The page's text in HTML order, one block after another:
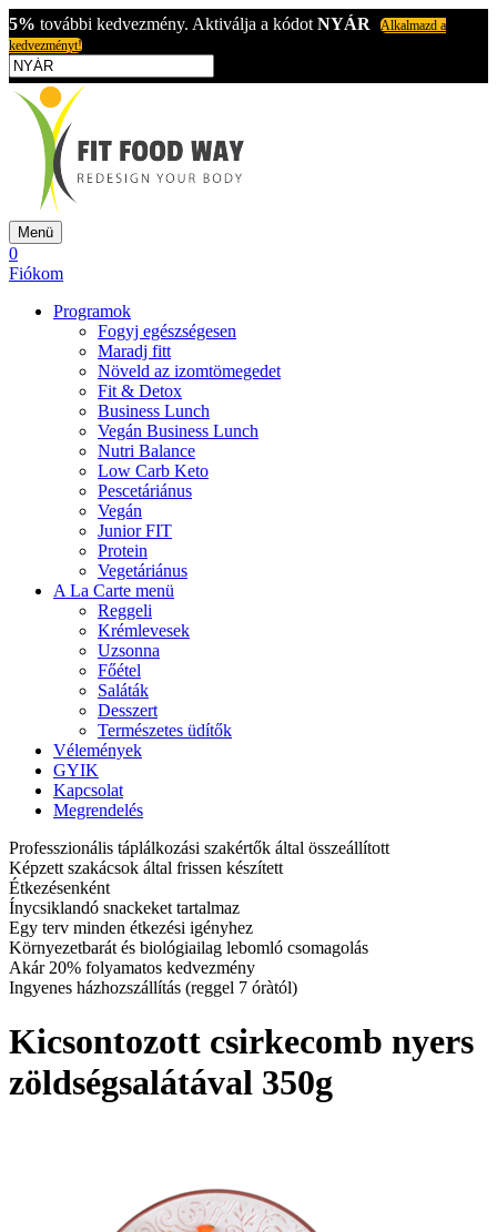
5% további kedvezmény. Aktiválja a kódot NYÁR
Alkalmazd a
kedvezményt!
Menü
0
Fiókom
Programok
Fogyj egészségesen
Maradj fitt
Növeld az izomtömegedet
Fit & Detox
Business Lunch
Vegán Business Lunch
Nutri Balance
Low Carb Keto
Pescetáriánus
Vegán
Junior FIT
Protein
Vegetáriánus
A La Carte menü
Reggeli
Krémlevesek
Uzsonna
Főétel
Saláták
Desszert
Természetes üdítők
Vélemények
GYIK
Kapcsolat
Megrendelés
Professzionális táplálkozási szakértők által összeállított
Képzett szakácsok által frissen készített
Étkezésenként
Ínycsiklandó snackeket tartalmaz
Egy terv minden étkezési igényhez
Környezetbarát és biológiailag lebomló csomagolás
Akár 20% folyamatos kedvezmény
Ingyenes házhozszállítás (reggel 7 óràtól)
Kicsontozott csirkecomb nyers
zöldségsalátával 350g